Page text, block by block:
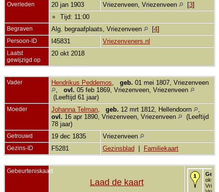
Overleden 20 jan 1903 Vriezenveen, Vriezenveen [3]
Tijd: 11:00
Begraven Alg. begraafplaats, Vriezenveen [4]
Persoon-ID I45831 Vriezenveners.nl
Laatst
gewijzigd op
20 okt 2018
Vader Hendrikus Peddemos geb. 01 mei 1807, Vriezenveen
ovl. 05 feb 1869, Vriezenveen, Vriezenveen
(Leeftijd 61 jaar)
Moeder Johanna Telman geb. 12 mrt 1812, Hellendoorn
ovl. 16 apr 1890, Vriezenveen, Vriezenveen
(Leeftijd
78 jaar)
Getrouwd 19 dec 1835 Vriezenveen
Gezins-ID F5281 Gezinsblad Familiekaart
Gebeurteniskaart
Laad de kaart
okt